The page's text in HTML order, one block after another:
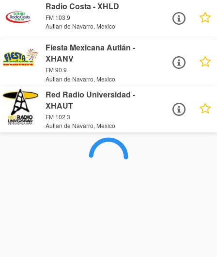
Radio Costa - XHLD
FM 103.9
Autlan de Navarro, Mexico
Fiesta Mexicana Autlán -
XHANV
FM 90.9
Autlan de Navarro, Mexico
Red Radio Universidad -
XHAUT
FM 102.3
Autlan de Navarro, Mexico